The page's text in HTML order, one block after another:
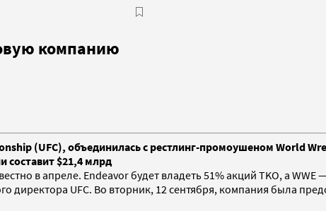
компанию
(UFC), объединилась с рестлинг-промоушеном World
$21,4 млрд
в апреле. Endeavor будет владеть 51% акций TKO, а
директора UFC. Во вторник, 12 сентября, компания была